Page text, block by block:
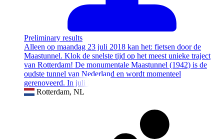
Preliminary results
Alleen op maandag 23 juli 2018 kan het: fietsen door de
Maastunnel. Klok de snelste tijd op het meest unieke traject
van Rotterdam! De monumentale Maastunnel (1942) is de
oudste tunnel van Nederland en wordt momenteel
gerenoveerd. In juli 2018 is
Rotterdam, NL